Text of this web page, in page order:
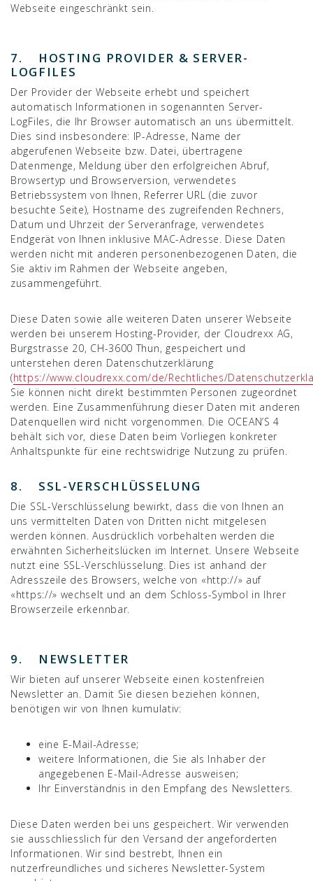
Webseite eingeschränkt sein.
7. HOSTING PROVIDER & SERVER-
LOGFILES
Der Provider der Webseite erhebt und speichert
automatisch Informationen in sogenannten Server-
LogFiles, die Ihr Browser automatisch an uns übermittelt.
Dies sind insbesondere: IP-Adresse, Name der
abgerufenen Webseite bzw. Datei, übertragene
Datenmenge, Meldung über den erfolgreichen Abruf,
Browsertyp und Browserversion, verwendetes
Betriebssystem von Ihnen, Referrer URL (die zuvor
besuchte Seite), Hostname des zugreifenden Rechners,
Datum und Uhrzeit der Serveranfrage, verwendetes
Endgerät von Ihnen inklusive MAC-Adresse. Diese Daten
werden nicht mit anderen personenbezogenen Daten, die
Sie aktiv im Rahmen der Webseite angeben,
zusammengeführt.
Diese Daten sowie alle weiteren Daten unserer Webseite
werden bei unserem Hosting-Provider, der Cloudrexx AG,
Burgstrasse 20, CH-3600 Thun, gespeichert und
unterstehen deren Datenschutzerklärung
(https://www.cloudrexx.com/de/Rechtliches/
Sie können nicht direkt bestimmten Personen zugeordnet
werden. Eine Zusammenführung dieser Daten mit anderen
Datenquellen wird nicht vorgenommen. Die OCEAN’S 4
behält sich vor, diese Daten beim Vorliegen konkreter
Anhaltspunkte für eine rechtswidrige Nutzung zu prüfen.
8. SSL-VERSCHLÜSSELUNG
Die SSL-Verschlüsselung bewirkt, dass die von Ihnen an
uns vermittelten Daten von Dritten nicht mitgelesen
werden können. Ausdrücklich vorbehalten werden die
erwähnten Sicherheitslücken im Internet. Unsere Webseite
nutzt eine SSL-Verschlüsselung. Dies ist anhand der
Adresszeile des Browsers, welche von «http://» auf
«https://» wechselt und an dem Schloss-Symbol in Ihrer
Browserzeile erkennbar.
9. NEWSLETTER
Wir bieten auf unserer Webseite einen kostenfreien
Newsletter an. Damit Sie diesen beziehen können,
benötigen wir von Ihnen kumulativ:
eine E-Mail-Adresse;
weitere Informationen, die Sie als Inhaber der
angegebenen E-Mail-Adresse ausweisen;
Ihr Einverständnis in den Empfang des Newsletters.
Diese Daten werden bei uns gespeichert. Wir verwenden
sie ausschliesslich für den Versand der angeforderten
Informationen. Wir sind bestrebt, Ihnen ein
nutzerfreundliches und sicheres Newsletter-System